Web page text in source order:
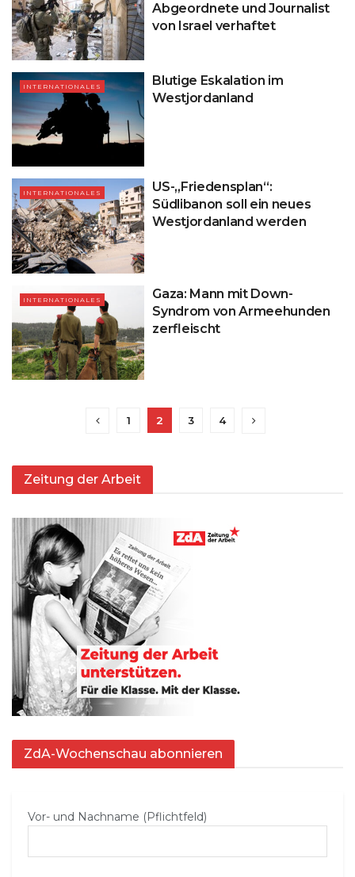
Abgeordnete und Journalist
von Israel verhaftet
INTERNATIONALES
Blutige Eskalation im
Westjordanland
INTERNATIONALES
US-„Friedensplan“:
Südlibanon soll ein neues
Westjordanland werden
INTERNATIONALES
Gaza: Mann mit Down-
Syndrom von Armeehunden
zerfleischt
1 2 3 4
Zeitung der Arbeit
ZdA-Wochenschau abonnieren
Vor- und Nachname (Pflichtfeld)